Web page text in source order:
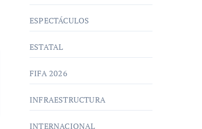
ESPECTÁCULOS
ESTATAL
FIFA 2026
INFRAESTRUCTURA
INTERNACIONAL